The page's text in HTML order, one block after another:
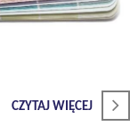
CZYTAJ WIĘCEJ